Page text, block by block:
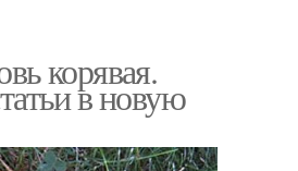
корявая.
в новую